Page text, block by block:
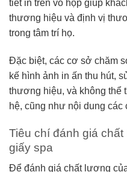
tiết in trên vỏ hộp giúp
thương hiệu và định vị
trong tâm trí họ.
Đặc biệt, các cơ sở chăm
kế hình ảnh in ấn thu hút,
thương hiệu, và không thể
hệ, cũng như nội dung
Tiêu chí đánh giá
giấy spa
Để đánh giá chất lượng